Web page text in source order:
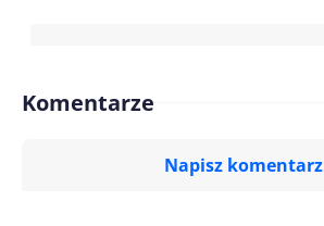
Komentarze
Napisz komentarz